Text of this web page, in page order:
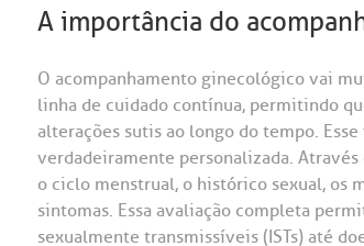
A importância do
O acompanhamento ginecológico vai
linha de cuidado contínua, permitindo
alterações sutis ao longo do tempo.
verdadeiramente personalizada.
o ciclo menstrual, o histórico sexual, os
sintomas. Essa avaliação completa
sexualmente transmissíveis (ISTs) até